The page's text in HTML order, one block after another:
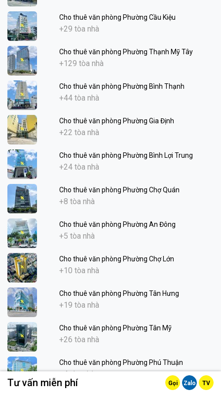
Cho thuê văn phòng Phường Cầu Kiệu
+29 tòa nhà
Cho thuê văn phòng Phường Thạnh Mỹ Tây
+129 tòa nhà
Cho thuê văn phòng Phường Bình Thạnh
+44 tòa nhà
Cho thuê văn phòng Phường Gia Định
+22 tòa nhà
Cho thuê văn phòng Phường Bình Lợi Trung
+24 tòa nhà
Cho thuê văn phòng Phường Chợ Quán
+8 tòa nhà
Cho thuê văn phòng Phường An Đông
+5 tòa nhà
Cho thuê văn phòng Phường Chợ Lớn
+10 tòa nhà
Cho thuê văn phòng Phường Tân Hưng
+19 tòa nhà
Cho thuê văn phòng Phường Tân Mỹ
+26 tòa nhà
Cho thuê văn phòng Phường Phú Thuận
+4 tòa nhà
Tư vấn miễn phí Gọi Zalo TV